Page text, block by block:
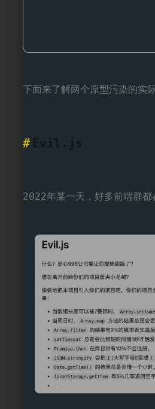
下面来了解两个原型污染的实际
2022年某一天，好多前端群